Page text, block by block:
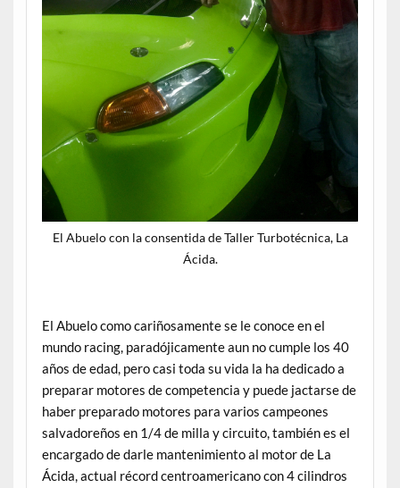
El Abuelo con la consentida de Taller Turbotécnica, La
Ácida.
El Abuelo como cariñosamente se le conoce en el
mundo racing, paradójicamente aun no cumple los 40
años de edad, pero casi toda su vida la ha dedicado a
preparar motores de competencia y puede jactarse de
haber preparado motores para varios campeones
salvadoreños en 1/4 de milla y circuito, también es el
encargado de darle mantenimiento al motor de La
Ácida, actual récord centroamericano con 4 cilindros